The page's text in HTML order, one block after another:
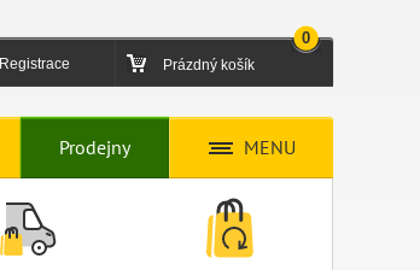
Registrace Prázdný košík
0
Prodejny MENU